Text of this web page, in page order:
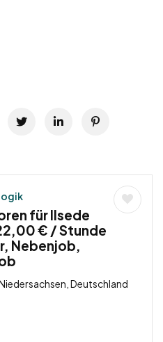
für Ilsede
€ / Stunde
Nebenjob,
Deutschland